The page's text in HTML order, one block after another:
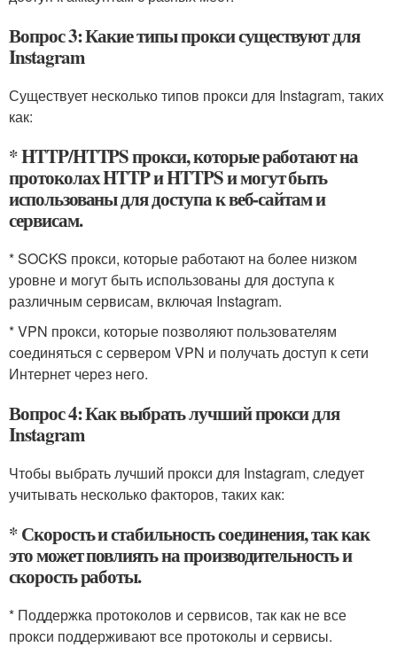
Вопрос 3: Какие типы прокси существуют для
Instagram
Существует несколько типов прокси для Instagram, таких
как:
* HTTP/HTTPS прокси, которые работают на
протоколах HTTP и HTTPS и могут быть
использованы для доступа к веб-сайтам и
сервисам.
* SOCKS прокси, которые работают на более низком
уровне и могут быть использованы для доступа к
различным сервисам, включая Instagram.
* VPN прокси, которые позволяют пользователям
соединяться с сервером VPN и получать доступ к сети
Интернет через него.
Вопрос 4: Как выбрать лучший прокси для
Instagram
Чтобы выбрать лучший прокси для Instagram, следует
учитывать несколько факторов, таких как:
* Скорость и стабильность соединения, так как
это может повлиять на производительность и
скорость работы.
* Поддержка протоколов и сервисов, так как не все
прокси поддерживают все протоколы и сервисы.